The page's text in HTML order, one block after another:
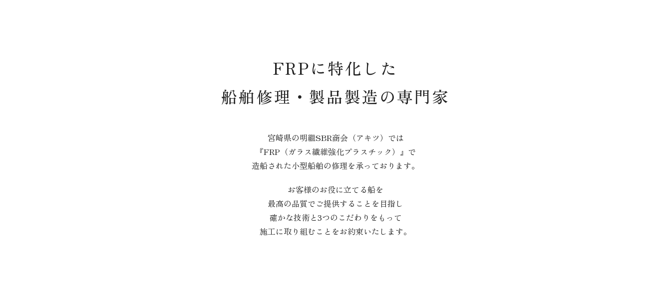
FRPに特化した
船舶修理・製品製造の専門家
宮崎県の明繼SBR商会（アキツ）では
『FRP（ガラス繊維強化プラスチック）』で
造船された小型船舶の修理を承っております。
お客様のお役に立てる船を
最高の品質でご提供することを目指し
確かな技術と3つのこだわりをもって
施工に取り組むことをお約束いたします。